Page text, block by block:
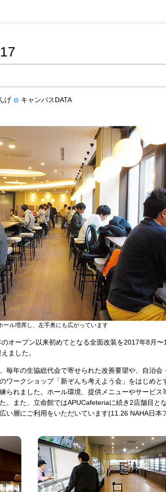
げ キャンパスDATA
ル増席し、左手奥にも広がっています
オープン以来初めてとなる全面改装を2017年8月〜
ました。
毎年の生協総代会で寄せられた改善要望や、自治会
ワークショップ「新ぞんち考えよう会」をはじめと
られました。ホール環境、提供メニューやサービス
。また、立命館ではAPUCafeteriaに続き2店舗目と
い層にご利用をいただいています(11.26 NAHA日本